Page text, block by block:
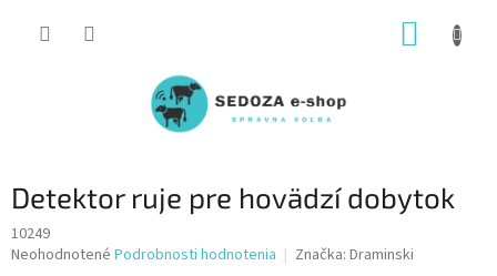
Detektor ruje pre hovädzí dobytok
10249
Priemerné
Neohodnotené Podrobnosti hodnotenia Značka: Draminski